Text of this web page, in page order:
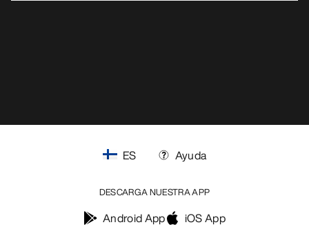
ES Ayuda
DESCARGA NUESTRA APP
Android App iOS App